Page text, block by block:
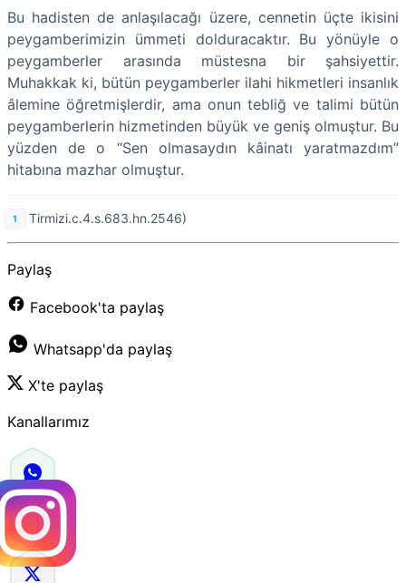
Bu hadisten de anlaşılacağı üzere, cennetin üçte ikisini
peygamberimizin ümmeti dolduracaktır. Bu yönüyle o
peygamberler arasında müstesna bir şahsiyettir.
Muhakkak ki, bütün peygamberler ilahi hikmetleri insanlık
âlemine öğretmişlerdir, ama onun tebliğ ve talimi bütün
peygamberlerin hizmetinden büyük ve geniş olmuştur. Bu
yüzden de o “Sen olmasaydın kâinatı yaratmazdım”
hitabına mazhar olmuştur.
Tirmizi.c.4.s.683.hn.2546)
Paylaş
Facebook'ta paylaş
Whatsapp'da paylaş
X'te paylaş
Kanallarımız